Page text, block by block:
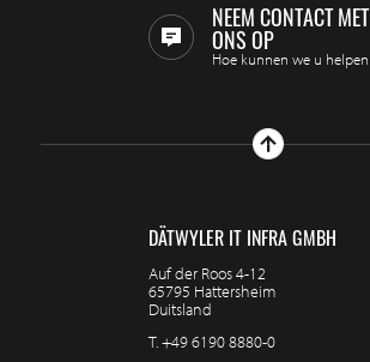
NEEM CONTACT MET
ONS OP
Hoe kunnen we u helpen
DÄTWYLER IT INFRA GMBH
Auf der Roos 4-12
65795 Hattersheim
Duitsland
T.+49 6190 8880-0